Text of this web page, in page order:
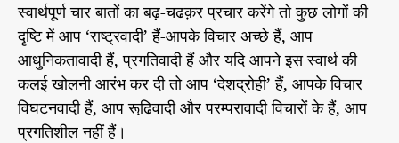
स्वार्थपूर्ण चार बातों का बढ़-चढक़र प्रचार करेंगे तो कुछ लोगों की
दृष्टि में आप ‘राष्ट्रवादी’ हैं-आपके विचार अच्छे हैं, आप
आधुनिकतावादी हैं, प्रगतिवादी हैं और यदि आपने इस स्वार्थ की
कलई खोलनी आरंभ कर दी तो आप ‘देशद्रोही’ हैं, आपके विचार
विघटनवादी हैं, आप रूढि़वादी और परम्परावादी विचारों के हैं, आप
प्रगतिशील नहीं हैं।